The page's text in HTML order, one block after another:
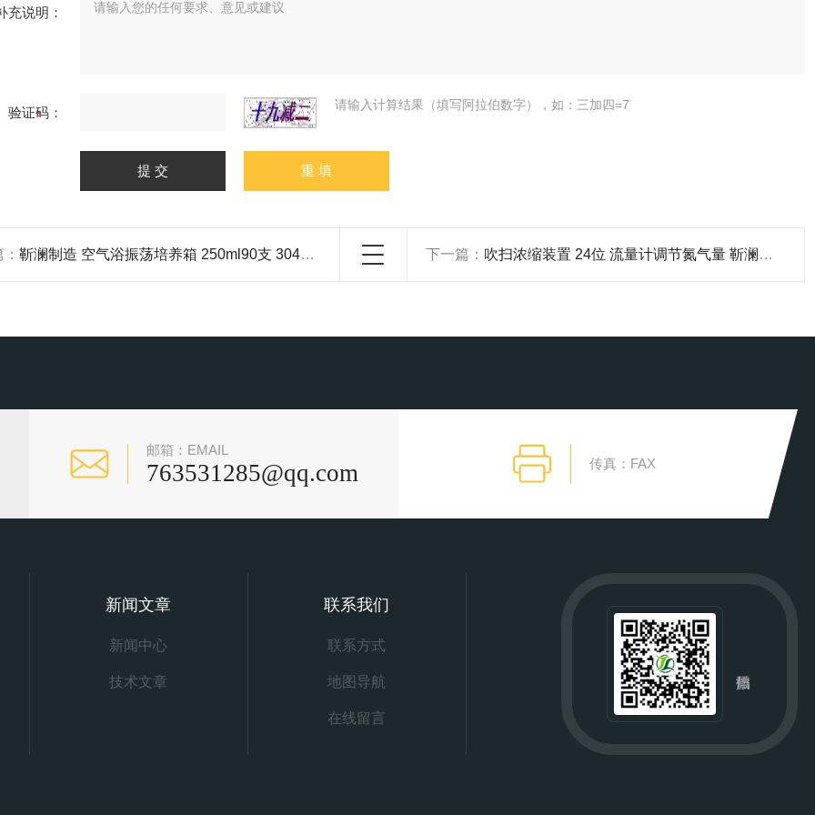
充说明：
验证码： 请输入计算结果（填写阿拉伯数字），如：三加四=7
靳澜制造 空气浴振荡培养箱 250ml90支 304不锈钢带排水 下一篇： 吹扫浓缩装置 24位 流量计调节氮气量 靳澜制造
邮箱：EMAIL
763531285@qq.com 传真：FAX
新闻文章
新闻中心
技术文章
联系我们
联系方式
地图导航
在线留言